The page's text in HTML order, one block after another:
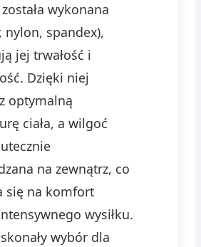
wykonana
nylon, spandex),
jej trwałość i
Dzięki niej
optymalną
ciała, a wilgoć
na zewnątrz, co
się na komfort
wysiłku.
wybór dla